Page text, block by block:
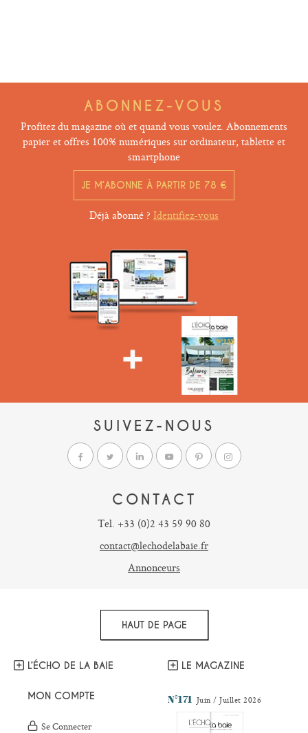
ABONNEZ-VOUS
Profitez du magazine où et quand vous voulez. Abonnements
papier et offres 100% numériques sur ordinateur, tablette et
smartphone
JE M’ABONNE À PARTIR DE 78 €
Déjà abonné ? Identifiez-vous
SUIVEZ-NOUS
CONTACT
Tel. +33 (0)2 43 59 90 80
contact@lechodelabaie.fr
Annonceurs
HAUT DE PAGE
L’ÉCHO DE LA BAIE
MON COMPTE
Se Connecter
LE MAGAZINE
N°171 Juin / Juillet 2026